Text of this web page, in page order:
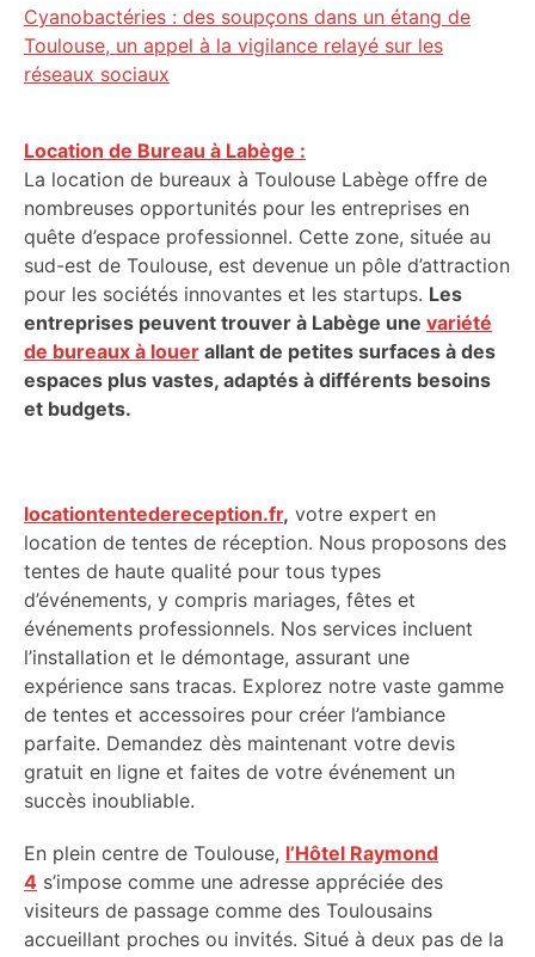
Cyanobactéries : des soupçons dans un étang de
Toulouse, un appel à la vigilance relayé sur les
réseaux sociaux
Location de Bureau à Labège :
La location de bureaux à Toulouse Labège offre de
nombreuses opportunités pour les entreprises en
quête d’espace professionnel. Cette zone, située au
sud-est de Toulouse, est devenue un pôle d’attraction
pour les sociétés innovantes et les startups. Les
entreprises peuvent trouver à Labège une variété
de bureaux à louer allant de petites surfaces à des
espaces plus vastes, adaptés à différents besoins
et budgets.
locationtentedereception.fr, votre expert en
location de tentes de réception. Nous proposons des
tentes de haute qualité pour tous types
d’événements, y compris mariages, fêtes et
événements professionnels. Nos services incluent
l’installation et le démontage, assurant une
expérience sans tracas. Explorez notre vaste gamme
de tentes et accessoires pour créer l’ambiance
parfaite. Demandez dès maintenant votre devis
gratuit en ligne et faites de votre événement un
succès inoubliable.
En plein centre de Toulouse, l’Hôtel Raymond
4 s’impose comme une adresse appréciée des
visiteurs de passage comme des Toulousains
accueillant proches ou invités. Situé à deux pas de la